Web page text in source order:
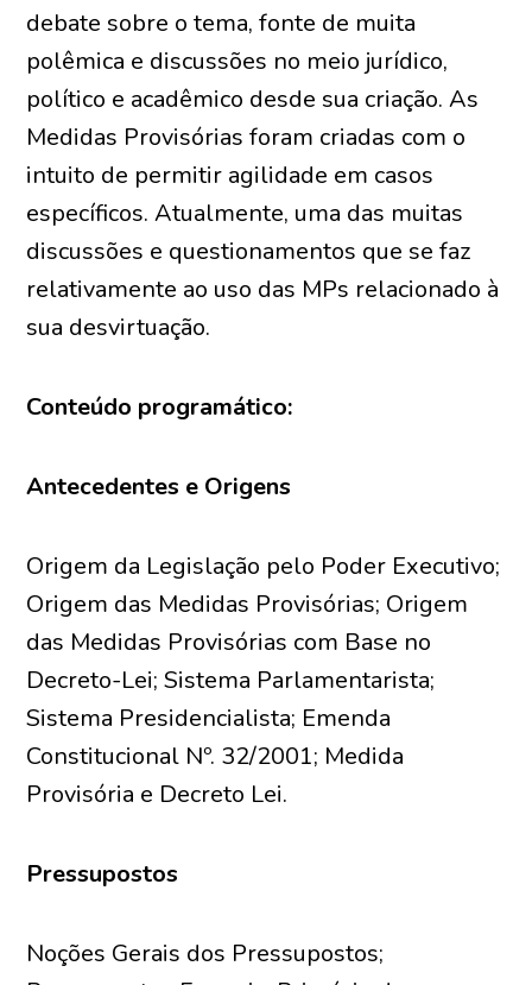
debate sobre o tema, fonte de muita
polêmica e discussões no meio jurídico,
político e acadêmico desde sua criação. As
Medidas Provisórias foram criadas com o
intuito de permitir agilidade em casos
específicos. Atualmente, uma das muitas
discussões e questionamentos que se faz
relativamente ao uso das MPs relacionado à
sua desvirtuação.
Conteúdo programático:
Antecedentes e Origens
Origem da Legislação pelo Poder Executivo;
Origem das Medidas Provisórias; Origem
das Medidas Provisórias com Base no
Decreto-Lei; Sistema Parlamentarista;
Sistema Presidencialista; Emenda
Constitucional Nº. 32/2001; Medida
Provisória e Decreto Lei.
Pressupostos
Noções Gerais dos Pressupostos;